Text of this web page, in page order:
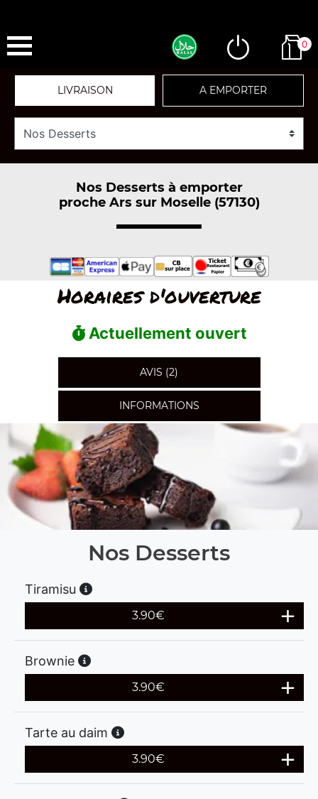
0
LIVRAISON A EMPORTER
Nos Desserts à emporter
proche Ars sur Moselle (57130)
Horaires d'ouverture
Actuellement ouvert
AVIS (2)
INFORMATIONS
Nos Desserts
Tiramisu
3.90€
Brownie
3.90€
Tarte au daim
3.90€